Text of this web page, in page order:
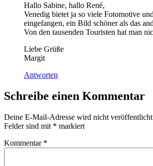
Hallo Sabine, hallo René,
Venedig bietet ja so viele Fotomotive
eingefangen, ein Bild schöner als das
Von den tausenden Touristen hat man
Liebe Grüße
Margit
Antworten
Schreibe einen Kommentar
Deine E-Mail-Adresse wird nicht
Felder sind mit * markiert
Kommentar *